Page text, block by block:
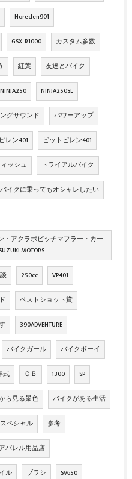
Noreden901
GSX‐R1000 カスタム多数
紅葉 友達とバイク
NINJA250 NINJA250SL
グサウンド パワーアップ
レン401 ビットピレン401
ッシュ トライアルバイク
バイクに乗ってもオシャレしたい
・アクラポビッチマフラー・カー
MOTORS
250cc VP401
ベストショット賞
390ADVENTURE
バイクガール バイクボーイ
式 ＣＢ 1300 SP
ら見る景色 バイクがある生活
スペシャル 参考
パレル用品店
ル ブラシ SV650